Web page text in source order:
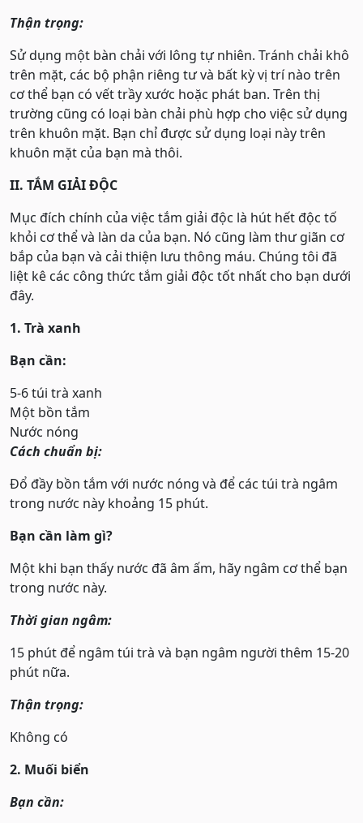
Thận trọng:
Sử dụng một bàn chải với lông tự nhiên. Tránh chải khô
trên mặt, các bộ phận riêng tư và bất kỳ vị trí nào trên
cơ thể bạn có vết trầy xước hoặc phát ban. Trên thị
trường cũng có loại bàn chải phù hợp cho việc sử dụng
trên khuôn mặt. Bạn chỉ được sử dụng loại này trên
khuôn mặt của bạn mà thôi.
II. TẮM GIẢI ĐỘC
Mục đích chính của việc tắm giải độc là hút hết độc tố
khỏi cơ thể và làn da của bạn. Nó cũng làm thư giãn cơ
bắp của bạn và cải thiện lưu thông máu. Chúng tôi đã
liệt kê các công thức tắm giải độc tốt nhất cho bạn dưới
đây.
1. Trà xanh
Bạn cần:
5-6 túi trà xanh
Một bồn tắm
Nước nóng
Cách chuẩn bị:
Đổ đầy bồn tắm với nước nóng và để các túi trà ngâm
trong nước này khoảng 15 phút.
Bạn cần làm gì?
Một khi bạn thấy nước đã âm ấm, hãy ngâm cơ thể bạn
trong nước này.
Thời gian ngâm:
15 phút để ngâm túi trà và bạn ngâm người thêm 15-20
phút nữa.
Thận trọng:
Không có
2. Muối biển
Bạn cần: